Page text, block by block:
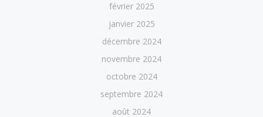
février 2025
janvier 2025
décembre 2024
novembre 2024
octobre 2024
septembre 2024
août 2024